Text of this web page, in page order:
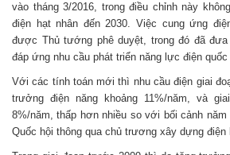
vào tháng 3/2016, trong điều chỉnh này
điện hạt nhân đến 2030. Việc cung ứng
được Thủ tướng phê duyệt, trong đó đã đưa
đáp ứng nhu cầu phát triển năng lực điện quốc
Với các tính toán mới thì nhu cầu điện giai
trưởng điện năng khoảng 11%/năm, và
8%/năm, thấp hơn nhiều so với bối cảnh
Quốc hội thông qua chủ trương xây dựng điện